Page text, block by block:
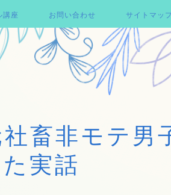
講座 お問い合わせ サイトマッ
畜非モテ男
た実話